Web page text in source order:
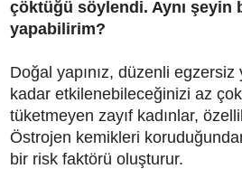
çöktüğü söylendi. Aynı şeyin
yapabilirim?
Doğal yapınız, düzenli
kadar etkilenebileceğinizi az
tüketmeyen zayıf kadınlar,
Östrojen kemikleri
bir risk faktörü oluşturur.